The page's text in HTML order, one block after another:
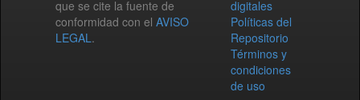
que se cite la fuente de
conformidad con el AVISO
LEGAL.
digitales
Políticas del
Repositorio
Términos y
condiciones
de uso